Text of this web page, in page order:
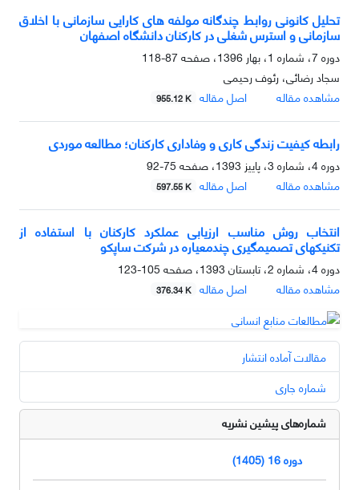
تحلیل کانونی روابط چندگانه مولفه های کارایی سازمانی با اخلاق
سازمانی و استرس شغلی در کارکنان دانشگاه اصفهان
دوره 7، شماره 1، بهار 1396، صفحه
87-118
سجاد رضائی، رئوف رحیمی
مشاهده مقاله
اصل مقاله 955.12 K
رابطه کیفیت زندگی کاری و وفاداری کارکنان؛ مطالعه موردی
دوره 4، شماره 3، پاییز 1393، صفحه
75-92
مشاهده مقاله
اصل مقاله 597.55 K
انتخاب روش مناسب ارزیابی عملکرد کارکنان با استفاده از
تکنیک‏های تصمیم‏گیری چندمعیاره در شرکت ساپکو
دوره 4، شماره 2، تابستان 1393، صفحه
105-123
مشاهده مقاله
اصل مقاله 376.34 K
مقالات آماده انتشار
شماره جاری
شماره‌های پیشین نشریه
دوره 16 (1405)